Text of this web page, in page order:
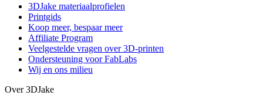
3DJake materiaalprofielen
Printgids
Koop meer, bespaar meer
Affiliate Program
Veelgestelde vragen over 3D-printen
Ondersteuning voor FabLabs
Wij en ons milieu
Over 3DJake